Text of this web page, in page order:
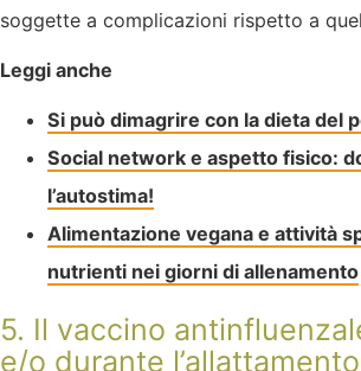
soggette a complicazioni rispetto a
Leggi anche
Si può dimagrire con la dieta del
Social network e aspetto fisico:
l’autostima!
Alimentazione vegana e attività
nutrienti nei giorni di allenamento
5. Il vaccino
e/o durante l’allattamento